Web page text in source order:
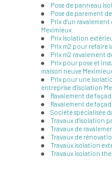
Pose de panneau
Pose de parement
Prix d'un
Meximieux
Prix isolation
Prix m2 pour refaire
Prix m2 ravalement
Prix pour pose et
maison neuve
Prix pour une
entreprise d'isolation
Ravalement de
Ravalement de
Société spécialisée
Travaux d'isolation
Travaux de
Travaux de
Travaux isolation
Travaux isolation